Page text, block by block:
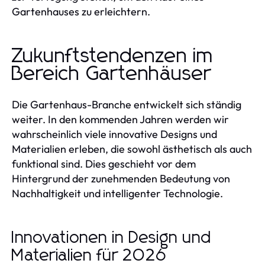
Gartenhauses zu erleichtern.
Zukunftstendenzen im
Bereich Gartenhäuser
Die Gartenhaus-Branche entwickelt sich ständig
weiter. In den kommenden Jahren werden wir
wahrscheinlich viele innovative Designs und
Materialien erleben, die sowohl ästhetisch als auch
funktional sind. Dies geschieht vor dem
Hintergrund der zunehmenden Bedeutung von
Nachhaltigkeit und intelligenter Technologie.
Innovationen in Design und
Materialien für 2026